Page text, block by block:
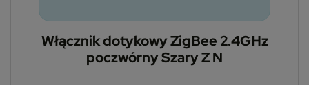
Włącznik dotykowy ZigBee 2.4GHz
poczwórny Szary Z N